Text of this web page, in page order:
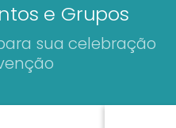
e Grupos
sua celebração